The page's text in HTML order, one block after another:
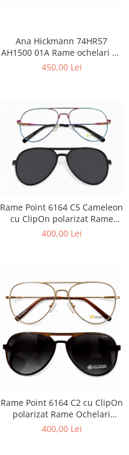
Ana Hickmann 74HR57
AH1500 01A Rame ochelari de
vedere Ana Hickmann
450,00 Lei
Rame Point 6164 C5 Cameleon
cu ClipOn polarizat Rame
Ochelari de Vedere
400,00 Lei
Rame Point 6164 C2 cu ClipOn
polarizat Rame Ochelari
Aviator de Vedere
400,00 Lei